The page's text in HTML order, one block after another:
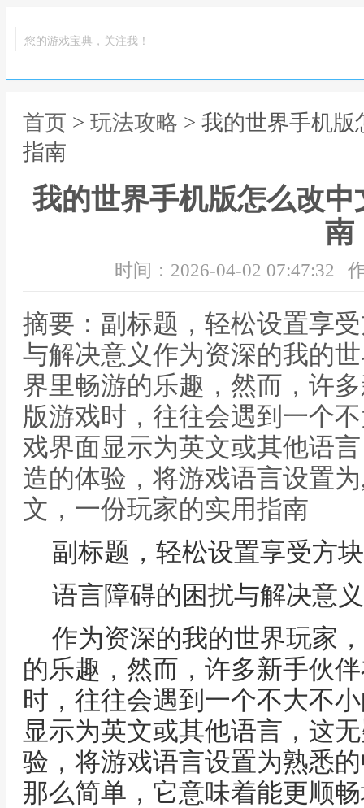
您的游戏宝典，关注我！
首页 > 玩法攻略 > 我的世界手机
指南
我的世界手机版怎么改
南
时间：2026-04-02 07:47:32
摘要：副标题，轻松设置享
与解决意义作为资深的我的
界里畅游的乐趣，然而，许
版游戏时，往往会遇到一个
戏界面显示为英文或其他语
造的体验，将游戏语言设置
文，一份玩家的实用指南
副标题，轻松设置享受方
语言障碍的困扰与解决意义
作为资深的我的世界玩家
的乐趣，然而，许多新手伙
时，往往会遇到一个不大不
显示为英文或其他语言，这
验，将游戏语言设置为熟悉
那么简单，它意味着能更顺